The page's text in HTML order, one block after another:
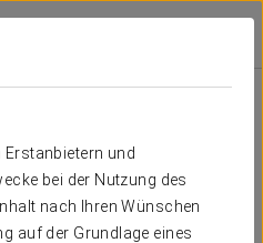
und
bei der Nutzung des
nach Ihren Wünschen
auf der Grundlage eines